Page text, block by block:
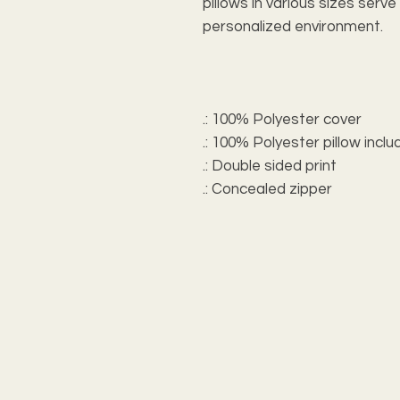
pillows in various sizes
personalized environment.
.: 100% Polyester cover
.: 100% Polyester pillow
.: Double sided print
.: Concealed zipper